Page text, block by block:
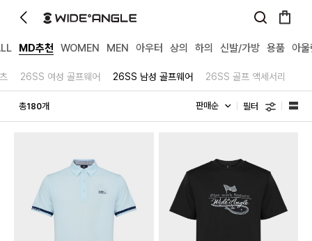
MD추천 WOMEN MEN 아우터 상의 하의 신발/가방 용품 아울
26SS 여성 골프웨어 26SS 남성 골프웨어 26SS 골프 액세서리
총180개 필터